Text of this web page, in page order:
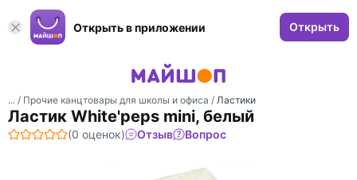
Открыть в приложении Открыть
... / Прочие канцтовары для школы и офиса / Ластики
Ластик White'peps mini, белый
(0 оценок) Отзыв Вопрос